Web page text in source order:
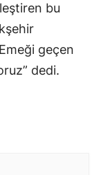
bu
geçen
dedi.